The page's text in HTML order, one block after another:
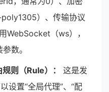
）、传输协议
WebSocket（ws），
数。
则（Rule）：
这是发
设置“全局代理”、“配